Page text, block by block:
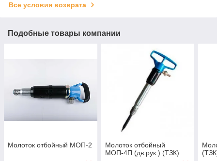
Все условия возврата
Подобные товары компании
Молоток отбойный МОП-2
Молоток отбойный
МОП-4П (дв.рук.) (ТЗК)